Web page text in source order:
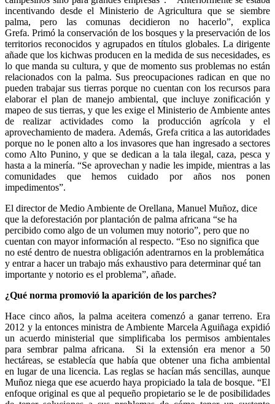
incentivando desde el Ministerio de Agricultura que se siembre
palma, pero las comunas decidieron no hacerlo”, explica
Grefa. Primó la conservación de los bosques y la preservación de los
territorios reconocidos y agrupados en títulos globales. La dirigente
añade que los kichwas producen en la medida de sus necesidades, es
lo que manda su cultura, y que de momento sus problemas no están
relacionados con la palma. Sus preocupaciones radican en que no
pueden trabajar sus tierras porque no cuentan con los recursos para
elaborar el plan de manejo ambiental, que incluye zonificación y
mapeo de sus tierras, y que les exige el Ministerio de Ambiente antes
de realizar actividades como la producción agrícola y el
aprovechamiento de madera. Además, Grefa critica a las autoridades
porque no le ponen alto a los invasores que han ingresado a sectores
como Alto Punino, y que se dedican a la tala ilegal, caza, pesca y
hasta a la minería. “Se aprovechan y nadie les impide, mientras a las
comunidades que hemos cuidado por años nos ponen
impedimentos”.
El director de Medio Ambiente de Orellana, Manuel Muñoz, dice
que la deforestación por plantación de palma africana “se ha
percibido como algo de un volumen muy notorio”, pero que no
cuentan con mayor información al respecto. “Eso no significa que
no esté dentro de nuestra obligación adentrarnos en la problemática
y entrar a hacer un trabajo más exhaustivo para determinar qué tan
importante y notorio es el problema”, añade.
¿Qué norma promovió la aparición de los parches?
Hace cinco años, la palma aceitera comenzó a ganar terreno. Era
2012 y la entonces ministra de Ambiente Marcela Aguiñaga expidió
un acuerdo ministerial que simplificaba los permisos ambientales
para sembrar palma africana. Si la extensión era menor a 50
hectáreas, se establecía que había que obtener una ficha ambiental
en lugar de una licencia. Las reglas se hacían más sencillas, aunque
Muñoz niega que ese acuerdo haya propiciado la tala de bosque. “El
enfoque original es que al pequeño propietario se le de posibilidades